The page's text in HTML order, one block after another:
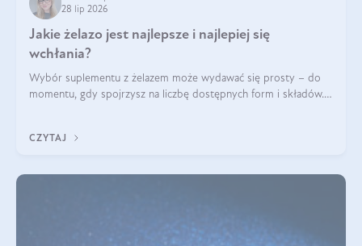
28 lip 2026
Jakie żelazo jest najlepsze i najlepiej się
wchłania?
Wybór suplementu z żelazem może wydawać się prosty – do
momentu, gdy spojrzysz na liczbę dostępnych form i składów.
zawierać suplement?
CZYTAJ